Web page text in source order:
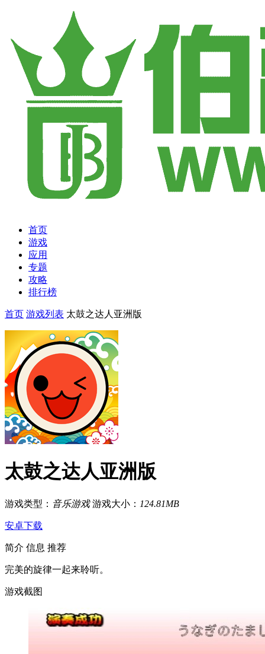
首页
游戏
应用
专题
攻略
排行榜
首页 游戏列表 太鼓之达人亚洲版
太鼓之达人亚洲版
游戏类型： 音乐游戏 游戏大小： 124.81MB
安卓下载
简介 信息 推荐
完美的旋律一起来聆听。
游戏截图